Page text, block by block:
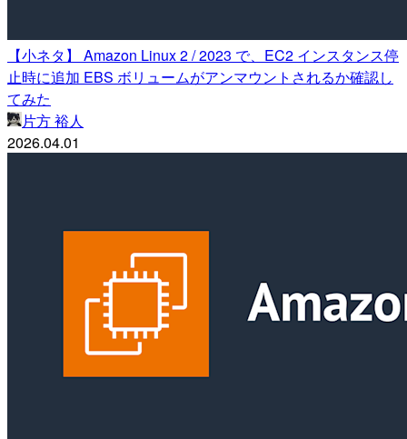
【小ネタ】 Amazon Linux 2 / 2023 で、EC2 インスタンス停
止時に追加 EBS ボリュームがアンマウントされるか確認し
てみた
片方 裕人
2026.04.01